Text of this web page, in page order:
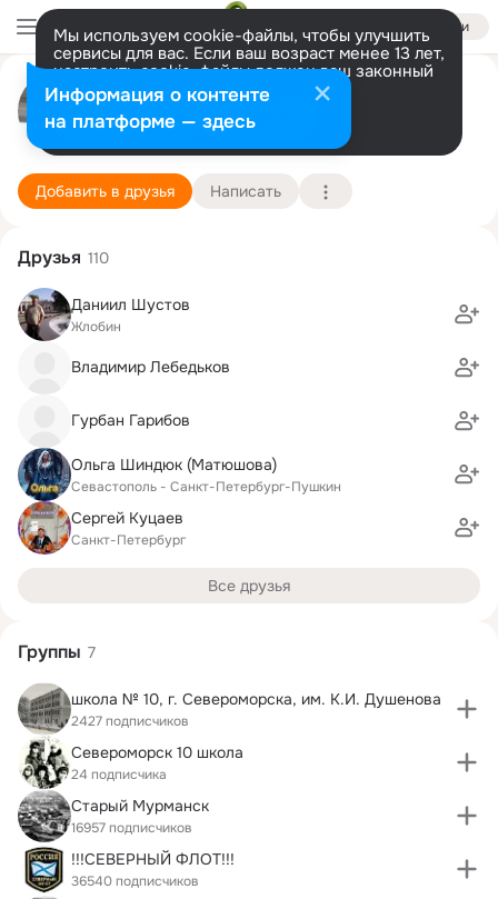
Войти
Мы используем cookie-файлы, чтобы улучшить
сервисы для вас. Если ваш возраст менее 13 лет,
настроить cookie-файлы должен ваш законный
представитель. Больше информации
Разрешить все Настроить
Александр Крейн
Холон 24 июня (59 лет)
Подробнее
Добавить в друзья Написать
Друзья 110
Даниил Шустов
Жлобин
Владимир Лебедьков
Гурбан Гарибов
Ольга Шиндюк (Матюшова)
Севастополь - Санкт-Петербург-Пушкин
Сергей Куцаев
Санкт-Петербург
Все друзья
Группы 7
школа № 10, г. Североморска, им. К.И. Душенова
2427 подписчиков
Североморск 10 школа
24 подписчика
Старый Мурманск
16957 подписчиков
!!!СЕВЕРНЫЙ ФЛОТ!!!
36540 подписчиков
Информация о контенте
на платформе — здесь